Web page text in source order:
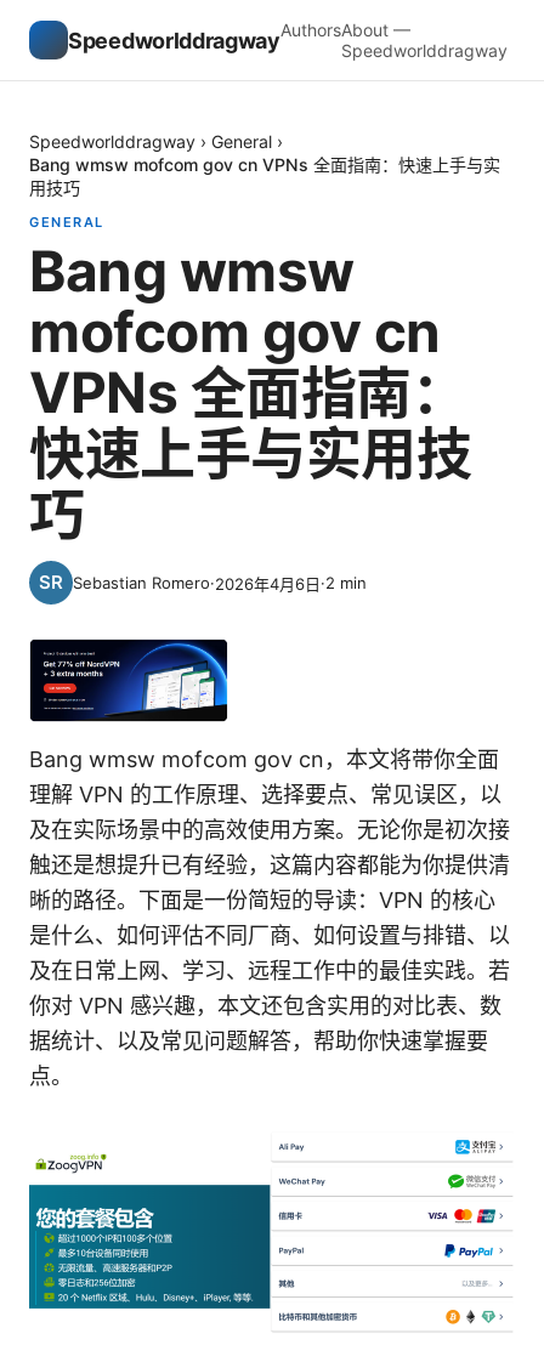
SpeedworlddragwayAuthorsAbout —
Speedworlddragway
Speedworlddragway › General ›
Bang wmsw mofcom gov cn VPNs 全面指南：快速上手与实
用技巧
GENERAL
Bang wmsw
mofcom gov cn
VPNs 全面指南：
快速上手与实用技
巧
Sebastian Romero·2026年4月6日·2 min
Bang wmsw mofcom gov cn，本文将带你全面
理解 VPN 的工作原理、选择要点、常见误区，以
及在实际场景中的高效使用方案。无论你是初次接
触还是想提升已有经验，这篇内容都能为你提供清
晰的路径。下面是一份简短的导读：VPN 的核心
是什么、如何评估不同厂商、如何设置与排错、以
及在日常上网、学习、远程工作中的最佳实践。若
你对 VPN 感兴趣，本文还包含实用的对比表、数
据统计、以及常见问题解答，帮助你快速掌握要
点。